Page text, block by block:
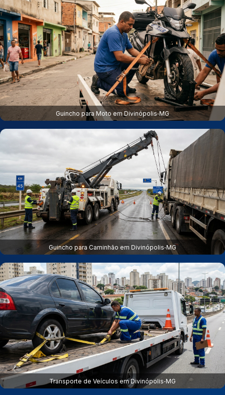
Guincho para Moto em Divinópolis‑MG
Guincho para Caminhão em Divinópolis‑MG
Transporte de Veículos em Divinópolis‑MG